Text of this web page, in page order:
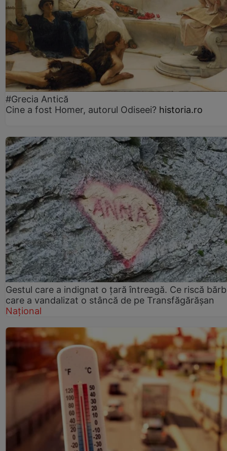
#Grecia Antică
Cine a fost Homer, autorul Odiseei? historia.ro
Gestul care a indignat o țară întreagă. Ce riscă
care a vandalizat o stâncă de pe Transfăgărășan
Național